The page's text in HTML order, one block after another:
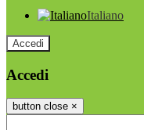
Italiano
Accedi
Accedi
button close ×